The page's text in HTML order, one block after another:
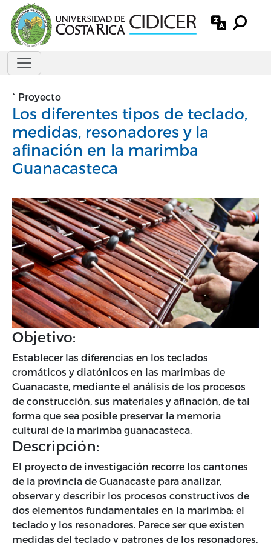
Pasar al contenido principal
` Proyecto
Los diferentes tipos de teclado,
medidas, resonadores y la
afinación en la marimba
Guanacasteca
Objetivo:
Establecer las diferencias en los teclados
cromáticos y diatónicos en las marimbas de
Guanacaste, mediante el análisis de los procesos
de construcción, sus materiales y afinación, de tal
forma que sea posible preservar la memoria
cultural de la marimba guanacasteca.
Descripción:
El proyecto de investigación recorre los cantones
de la provincia de Guanacaste para analizar,
observar y describir los procesos constructivos de
dos elementos fundamentales en la marimba: el
teclado y los resonadores. Parece ser que existen
medidas del teclado y patrones de los resonadores,